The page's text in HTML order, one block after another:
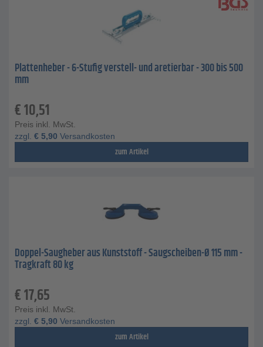
Plattenheber - 6-Stufig verstell- und aretierbar - 300 bis 500
mm
€10,51
Preis inkl. MwSt.
zzgl. € 5,90 Versandkosten
zum Artikel
Doppel-Saugheber aus Kunststoff - Saugscheiben-Ø 115 mm -
Tragkraft 80 kg
€17,65
Preis inkl. MwSt.
zzgl. € 5,90 Versandkosten
zum Artikel